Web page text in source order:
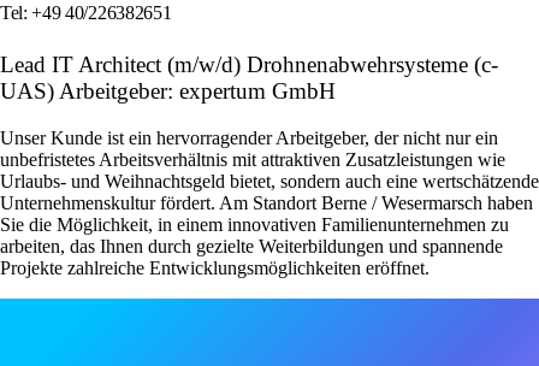
Tel: +49 40/226382651
Lead IT Architect (m/w/d) Drohnenabwehrsysteme (c-
UAS) Arbeitgeber: expertum GmbH
Unser Kunde ist ein hervorragender Arbeitgeber, der nicht nur ein
unbefristetes Arbeitsverhältnis mit attraktiven Zusatzleistungen wie
Urlaubs- und Weihnachtsgeld bietet, sondern auch eine wertschätzende
Unternehmenskultur fördert. Am Standort Berne / Wesermarsch haben
Sie die Möglichkeit, in einem innovativen Familienunternehmen zu
arbeiten, das Ihnen durch gezielte Weiterbildungen und spannende
Projekte zahlreiche Entwicklungsmöglichkeiten eröffnet.